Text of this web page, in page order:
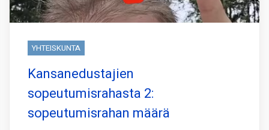
YHTEISKUNTA
Kansanedustajien
sopeutumisrahasta 2:
sopeutumisrahan määrä